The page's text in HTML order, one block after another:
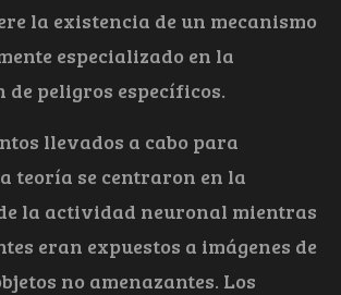
la existencia de un mecanismo
especializado en la
peligros específicos.
llevados a cabo para
teoría se centraron en la
la actividad neuronal mientras
eran expuestos a imágenes de
no amenazantes. Los